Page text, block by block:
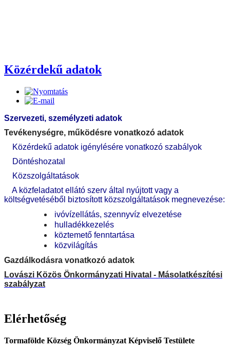
Közérdekű adatok
Szervezeti, személyzeti adatok
Tevékenységre, működésre vonatkozó adatok
Közérdekű adatok igénylésére vonatkozó szabályok
Döntéshozatal
Közszolgáltatások
A közfeladatot ellátó szerv által nyújtott vagy a
költségvetéséből biztosított közszolgáltatások megnevezése:
ivóvízellátás, szennyvíz elvezetése
hulladékkezelés
köztemető fenntartása
közvilágítás
Gazdálkodásra vonatkozó adatok
Lovászi Közös Önkormányzati Hivatal - Másolatkészítési
szabályzat
Elérhetőség
Tormafölde Község Önkormányzat Képviselő Testülete